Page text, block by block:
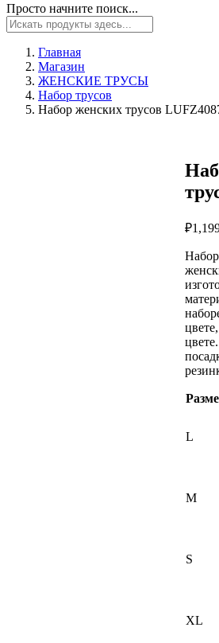
Просто начните поиск...
Главная
Магазин
ЖЕНСКИЕ ТРУСЫ
Набор трусов
Набор женских трусов
₽
L
M
S
XL